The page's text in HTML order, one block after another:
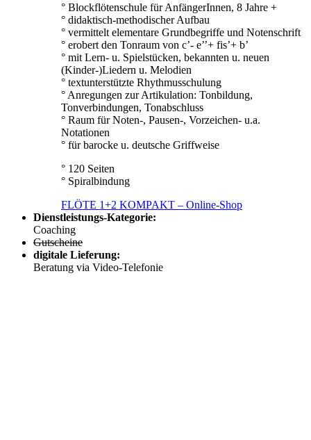
° Blockflötenschule für AnfängerInnen, 8 Jahre +
° didaktisch-methodischer Aufbau
° vermittelt elementare Grundbegriffe und Notenschrift
° erobert den Tonraum von c’- e’’+ fis’+ b’
° mit Lern- u. Spielstücken, bekannten u. neuen
(Kinder-)Liedern u. Melodien
° textunterstützte Rhythmusschulung
° Anregungen zur Artikulation: Tonbildung,
Tonverbindungen, Tonabschluss
° Raum für Noten-, Pausen-, Vorzeichen- u.a.
Notationen
° für barocke u. deutsche Griffweise
° 120 Seiten
° Spiralbindung
FLÖTE 1+2 KOMPAKT – Online-Shop
Dienstleistungs-Kategorie:
Coaching
Gutscheine
digitale Lieferung:
Beratung via Video-Telefonie